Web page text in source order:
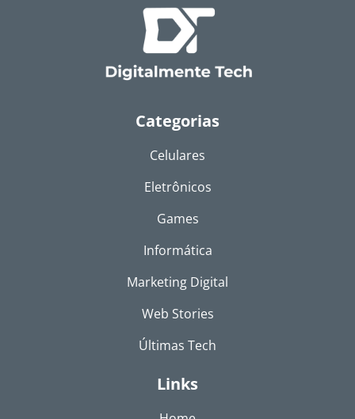
Categorias
Celulares
Eletrônicos
Games
Informática
Marketing Digital
Web Stories
Últimas Tech
Links